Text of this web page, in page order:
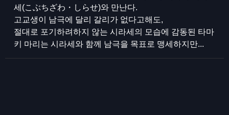
세(こぶちざわ・しらせ)와 만난다.
고교생이 남극에 달리 갈리가 없다고해도,
절대로 포기하려하지 않는 시라세의 모습에 감동된 타마
키 마리는 시라세와 함께 남극을 목표로 맹세하지만...